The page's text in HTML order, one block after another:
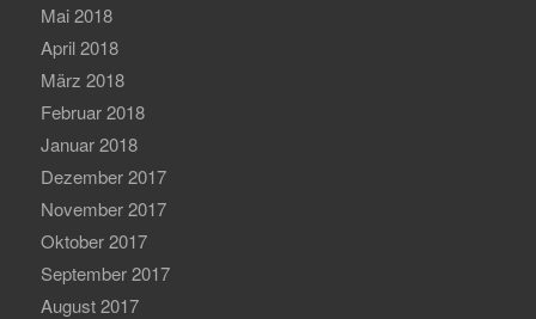
Mai 2018
April 2018
März 2018
Februar 2018
Januar 2018
Dezember 2017
November 2017
Oktober 2017
September 2017
August 2017